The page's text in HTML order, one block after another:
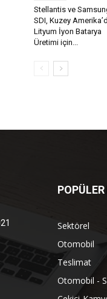
Stellantis ve
SDI, Kuzey
Lityum İyon Batarya
Üretimi için...
Sektörel
Otomobil
Teslimat
Otomobil -